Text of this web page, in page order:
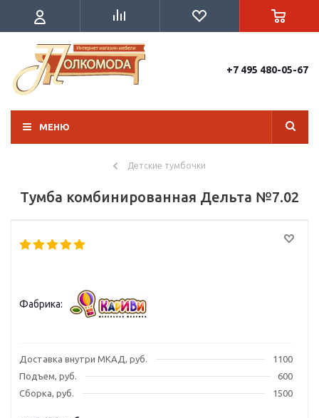
+7 495 480-05-67
МЕНЮ
Детские тумбочки
Тумба комбинированная Дельта №7.02
Фабрика:
Доставка внутри МКАД, руб.
1100
Подъем, руб.
600
Сборка, руб.
1500